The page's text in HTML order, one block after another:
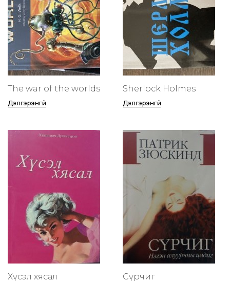
The war of the worlds
Дэлгэрэнгүй
Sherlock Holmes
Дэлгэрэнгүй
Хүсэл хясал Сүрчиг